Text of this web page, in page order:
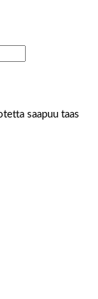
saapuu taas